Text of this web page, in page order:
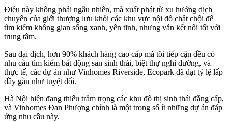
Điều này không phải ngẫu nhiên, mà xuất phát từ xu hướng dịch
chuyển của giới thượng lưu khỏi các khu vực nội đô chật chội để
tìm kiếm không gian sống xanh, yên tĩnh, nhưng vẫn kết nối tốt với
trung tâm.
Sau đại dịch, hơn 90% khách hàng cao cấp mà tôi tiếp cận đều có
nhu cầu tìm kiếm bất động sản sinh thái, biệt thự nghỉ dưỡng, và
thực tế, các dự án như Vinhomes Riverside, Ecopark đã đạt tỷ lệ lấp
đầy gần như tuyệt đối.
Hà Nội hiện đang thiếu trầm trọng các khu đô thị sinh thái đẳng cấp,
và Vinhomes Đan Phượng chính là một trong số ít những dự án đáp
ứng nhu cầu này.